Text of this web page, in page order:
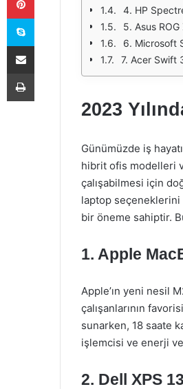
4. HP
5. Asus
6. Microsoft
7. Acer Swift
2023
Günümüzde iş
hibrit ofis modelleri
çalışabilmesi için
laptop seçeneklerini
bir öneme sahiptir.
1. Apple
Apple’ın yeni nesil
çalışanlarının
sunarken, 18 saate
işlemcisi ve enerji
2. Dell XPS 13
Skype
E-Posta ile paylaş